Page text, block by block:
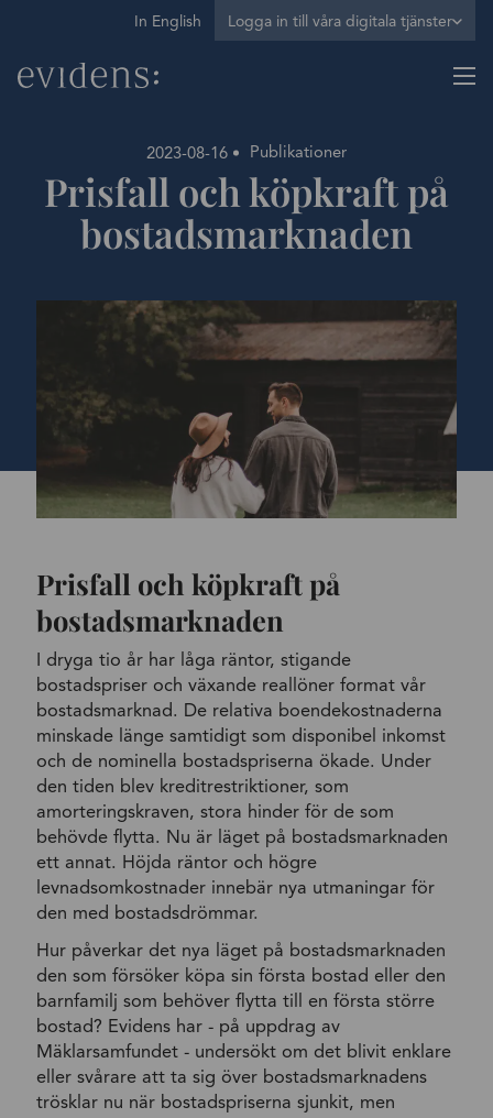
In English Logga in till våra digitala tjänster
2023-08-16 Publikationer
Prisfall och köpkraft på
bostadsmarknaden
Prisfall och köpkraft på
bostadsmarknaden
I dryga tio år har låga räntor, stigande
bostadspriser och växande reallöner format vår
bostadsmarknad. De relativa boendekostnaderna
minskade länge samtidigt som disponibel inkomst
och de nominella bostadspriserna ökade. Under
den tiden blev kreditrestriktioner, som
amorteringskraven, stora hinder för de som
behövde flytta. Nu är läget på bostadsmarknaden
ett annat. Höjda räntor och högre
levnadsomkostnader innebär nya utmaningar för
den med bostadsdrömmar.
Hur påverkar det nya läget på bostadsmarknaden
den som försöker köpa sin första bostad eller den
barnfamilj som behöver flytta till en första större
bostad? Evidens har - på uppdrag av
Mäklarsamfundet - undersökt om det blivit enklare
eller svårare att ta sig över bostadsmarknadens
trösklar nu när bostadspriserna sjunkit, men